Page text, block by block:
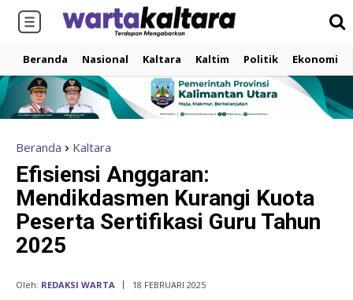
Beranda Nasional Kaltara Kaltim Politik Ekonomi
Beranda Kaltara
Efisiensi Anggaran:
Mendikdasmen Kurangi Kuota
Peserta Sertifikasi Guru Tahun
2025
Oleh: REDAKSI WARTA 18 FEBRUARI 2025